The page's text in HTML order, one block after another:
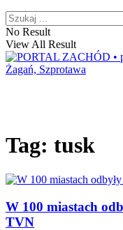
No Result
View All Result
Tag: tusk
W 100 miastach
TVN